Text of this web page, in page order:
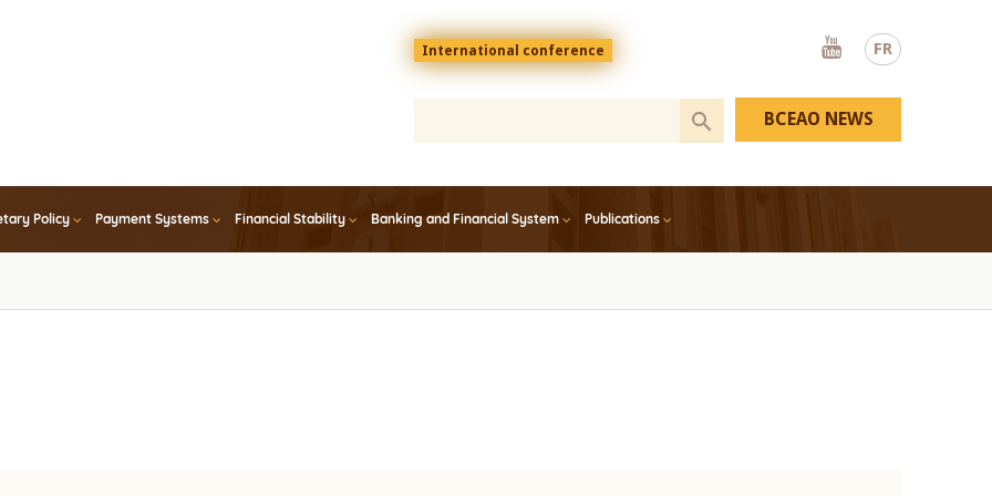
FR
Menu
top
En
International conference
Youtube
Policy Payment Systems Financial Stability Banking and Financial System Publications
BCEAO NEWS